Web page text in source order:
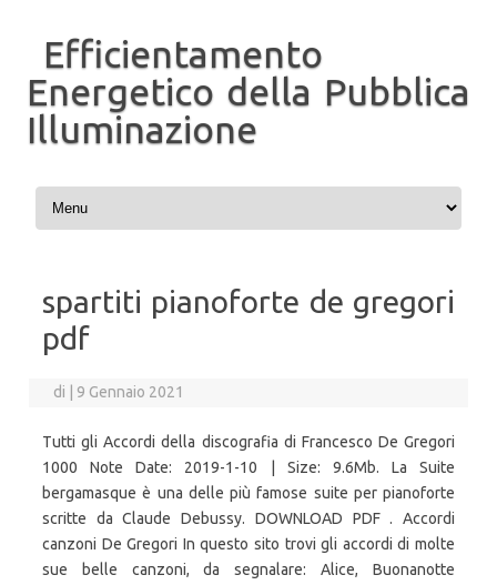
Efficientamento
Energetico della Pubblica
Illuminazione
Vai al contenuto
spartiti pianoforte de gregori
pdf
di 9 Gennaio 2021
Tutti gli Accordi della discografia di Francesco De Gregori
1000 Note Date: 2019-1-10 | Size: 9.6Mb. La Suite
bergamasque è una delle più famose suite per pianoforte
scritte da Claude Debussy. DOWNLOAD PDF . Accordi
canzoni De Gregori In questo sito trovi gli accordi di molte
sue belle canzoni, da segnalare: Alice, Buonanotte